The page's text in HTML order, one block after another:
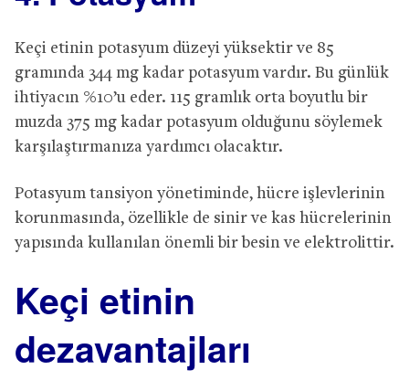
Keçi etinin potasyum düzeyi yüksektir ve 85
gramında 344 mg kadar potasyum vardır. Bu günlük
ihtiyacın %10’u eder. 115 gramlık orta boyutlu bir
muzda 375 mg kadar potasyum olduğunu söylemek
karşılaştırmanıza yardımcı olacaktır.
Potasyum tansiyon yönetiminde, hücre işlevlerinin
korunmasında, özellikle de sinir ve kas hücrelerinin
yapısında kullanılan önemli bir besin ve elektrolittir.
Keçi etinin
dezavantajları